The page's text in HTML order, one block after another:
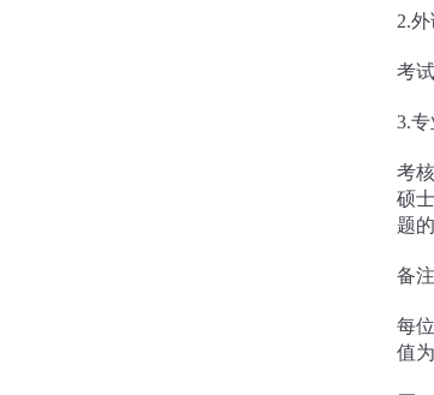
2.
考
3.
考
硕
题
备
每
值